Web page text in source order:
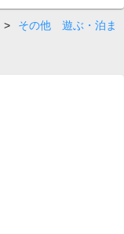
>
その他 遊ぶ・泊ま